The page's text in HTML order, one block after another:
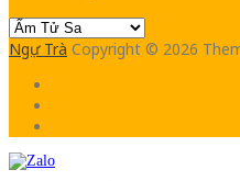
Ngự Trà Copyright © 2026